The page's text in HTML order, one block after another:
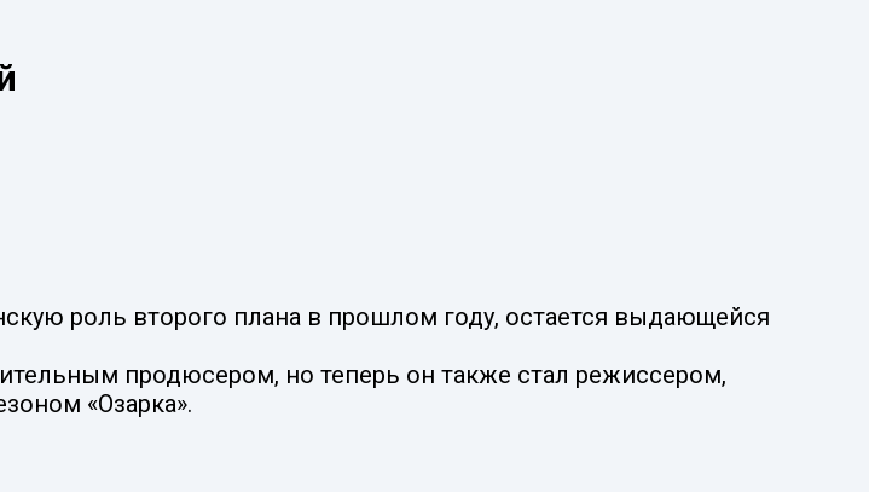
роль второго плана в прошлом году, остается выдающейся
продюсером, но теперь он также стал режиссером,
«Озарка».